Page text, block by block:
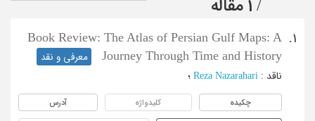
/ 1 مقاله
1.
Book Review: The Atlas of Persian Gulf Maps: A
Journey Through Time and History
معرفی و نقد
ناقد :
Reza Nazarahari ؛
چکیده کلیدواژه آدرس